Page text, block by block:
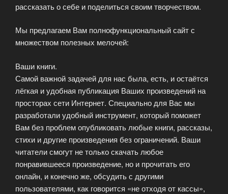
рассказать о себе и поделиться своим творчеством.
Мы предлагаем Вам полнофункциональный сайт с
множеством полезных мелочей:
Ваши книги.
Самой важной задачей для нас была, есть, и остаётся
лёгкая и удобная публикация Ваших произведений на
просторах сети Интернет. Специально для Вас мы
разработали удобный инструмент, который поможет
Вам без проблем опубликовать любые книги, рассказы,
стихи и другие произведения без ограничений. Ваши
читатели смогут не только скачать любое
понравившееся произведение, но и прочитать его
онлайн, и конечно же, обсудить с другими
пользователями, как говорится «не отходя от кассы»,